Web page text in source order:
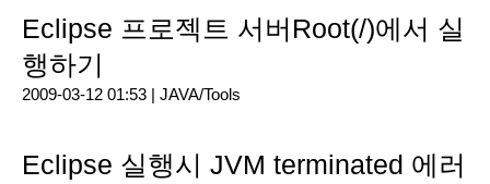
Eclipse 프로젝트 서버Root(/)에서 실
행하기
2009-03-12 01:53 | JAVA/Tools
Eclipse 실행시 JVM terminated 에러